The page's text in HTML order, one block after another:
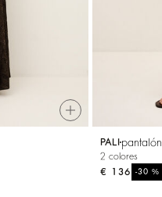
PALI pantalón
2 colores
-30%
€ 136